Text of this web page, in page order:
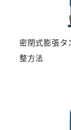
密閉式膨張タ
整方法